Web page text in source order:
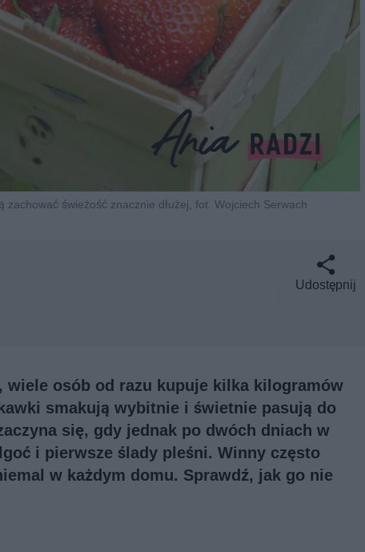
świeżość znacznie dłużej, fot. Wojciech Serwach
Udostępnij
osób od razu kupuje kilka kilogramów
smakują wybitnie i świetnie pasują do
się, gdy jednak po dwóch dniach w
i pierwsze ślady pleśni. Winny często
w każdym domu. Sprawdź, jak go nie